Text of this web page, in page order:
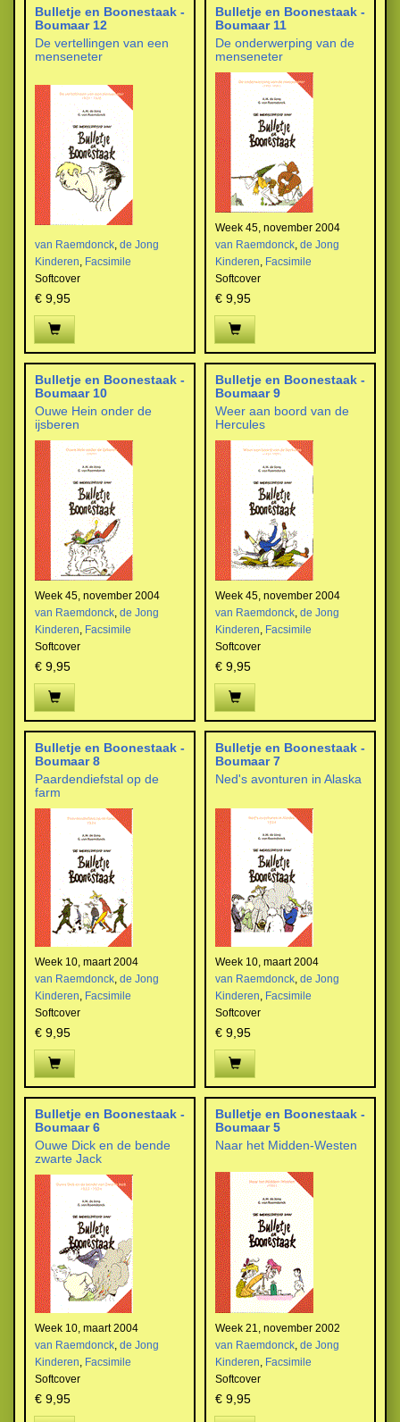
Bulletje en Boonestaak -
Boumaar 12
De vertellingen van een
menseneter
van Raemdonck, de Jong
Kinderen, Facsimile
Softcover
€ 9,95
Bulletje en Boonestaak -
Boumaar 11
De onderwerping van de
menseneter
Week 45, november 2004
van Raemdonck, de Jong
Kinderen, Facsimile
Softcover
€ 9,95
Bulletje en Boonestaak -
Boumaar 10
Ouwe Hein onder de
ijsberen
Week 45, november 2004
van Raemdonck, de Jong
Kinderen, Facsimile
Softcover
€ 9,95
Bulletje en Boonestaak -
Boumaar 9
Weer aan boord van de
Hercules
Week 45, november 2004
van Raemdonck, de Jong
Kinderen, Facsimile
Softcover
€ 9,95
Bulletje en Boonestaak -
Boumaar 8
Paardendiefstal op de
farm
Week 10, maart 2004
van Raemdonck, de Jong
Kinderen, Facsimile
Softcover
€ 9,95
Bulletje en Boonestaak -
Boumaar 7
Ned's avonturen in Alaska
Week 10, maart 2004
van Raemdonck, de Jong
Kinderen, Facsimile
Softcover
€ 9,95
Bulletje en Boonestaak -
Boumaar 6
Ouwe Dick en de bende
zwarte Jack
Week 10, maart 2004
van Raemdonck, de Jong
Kinderen, Facsimile
Softcover
€ 9,95
Bulletje en Boonestaak -
Boumaar 5
Naar het Midden-Westen
Week 21, november 2002
van Raemdonck, de Jong
Kinderen, Facsimile
Softcover
€ 9,95